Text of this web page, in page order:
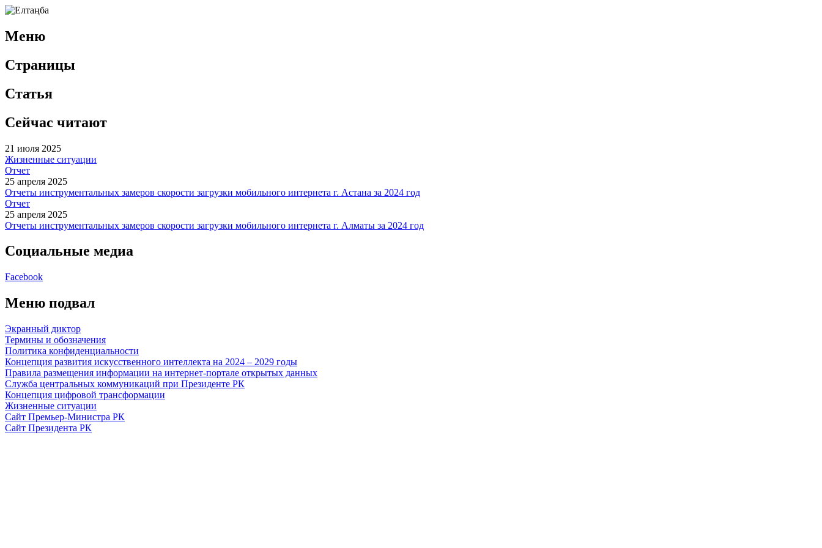
Меню
Страницы
Статья
Сейчас читают
21 июля 2025
Жизненные ситуации
Отчет
25 апреля 2025
Отчеты инструментальных замеров скорости загрузки мобильного интернета г. Астана за 2024 год
Отчет
25 апреля 2025
Отчеты инструментальных замеров скорости загрузки мобильного интернета г. Алматы за 2024 год
Социальные медиа
Facebook
Меню подвал
Экранный диктор
Термины и обозначения
Политика конфиденциальности
Концепция развития искусственного интеллекта на 2024 – 2029 годы
Правила размещения информации на интернет-портале открытых данных
Служба центральных коммуникаций при Президенте РК
Концепция цифровой трансформации
Жизненные ситуации
Сайт Премьер-Министра РК
Сайт Президента РК